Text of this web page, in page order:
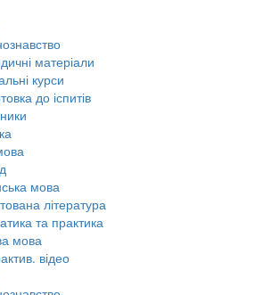
матеріали
курси
до іспитів
мова
література
та практика
мова
відео